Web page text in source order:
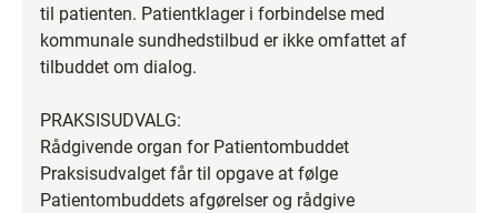
til patienten. Patientklager i forbindelse med
kommunale sundhedstilbud er ikke omfattet af
tilbuddet om dialog.
PRAKSISUDVALG:
Rådgivende organ for Patientombuddet
Praksisudvalget får til opgave at følge
Patientombuddets afgørelser og rådgive